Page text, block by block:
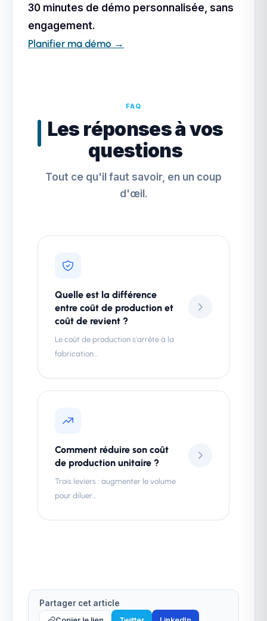
30 minutes de démo personnalisée, sans
engagement.
Planifier ma démo →
FAQ
Les réponses à vos
questions
Tout ce qu'il faut savoir, en un coup
d'œil.
Quelle est la différence
entre coût de production et
coût de revient ?
Le coût de production s'arrête à la
fabrication…
Comment réduire son coût
de production unitaire ?
Trois leviers : augmenter le volume
pour diluer…
Partager cet article